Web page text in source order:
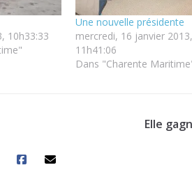
10h33:33
Une nouvelle présidente
mercredi, 16 janvier 2013,
11h41:06
Dans "Charente
Elle